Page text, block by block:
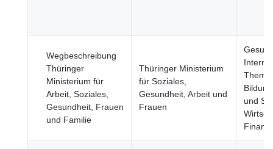
Wegbeschreibung
Thüringer
Ministerium für
Arbeit, Soziales,
Gesundheit, Frauen
und Familie
Thüringer Ministerium
für Soziales,
Gesundheit, Arbeit und
Frauen
und